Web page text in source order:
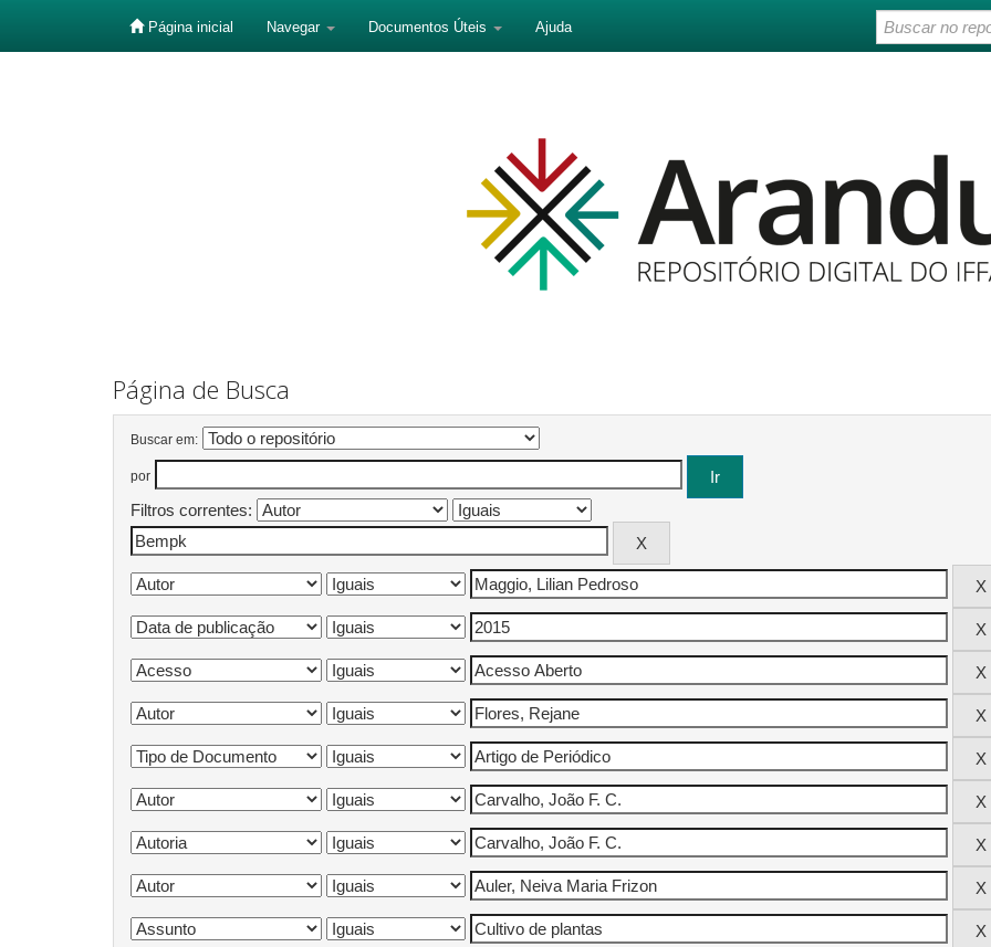
Página inicial Navegar Documentos Úteis Ajuda
Página de Busca
Buscar em:
por
Filtros correntes: